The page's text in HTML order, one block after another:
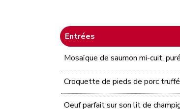
Entrées
Mosaïque de saumon mi-cuit,
Croquette de pieds de porc
Oeuf parfait sur son lit de